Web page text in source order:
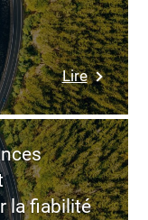
pour
vos
projets
web
sur
mesure
Lire:
choisir
le
CSS
le
la fiabilité